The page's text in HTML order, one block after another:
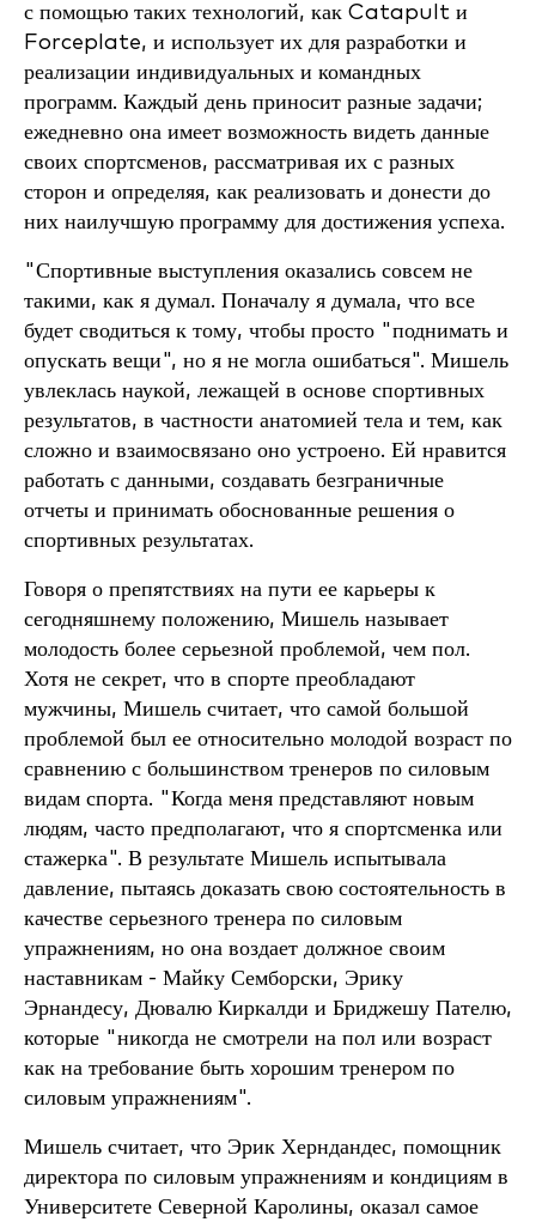
с помощью таких технологий, как Catapult и
Forceplate, и использует их для разработки и
реализации индивидуальных и командных
программ. Каждый день приносит разные задачи;
ежедневно она имеет возможность видеть данные
своих спортсменов, рассматривая их с разных
сторон и определяя, как реализовать и донести до
них наилучшую программу для достижения успеха.
"Спортивные выступления оказались совсем не
такими, как я думал. Поначалу я думала, что все
будет сводиться к тому, чтобы просто "поднимать и
опускать вещи", но я не могла ошибаться". Мишель
увлеклась наукой, лежащей в основе спортивных
результатов, в частности анатомией тела и тем, как
сложно и взаимосвязано оно устроено. Ей нравится
работать с данными, создавать безграничные
отчеты и принимать обоснованные решения о
спортивных результатах.
Говоря о препятствиях на пути ее карьеры к
сегодняшнему положению, Мишель называет
молодость более серьезной проблемой, чем пол.
Хотя не секрет, что в спорте преобладают
мужчины, Мишель считает, что самой большой
проблемой был ее относительно молодой возраст по
сравнению с большинством тренеров по силовым
видам спорта. "Когда меня представляют новым
людям, часто предполагают, что я спортсменка или
стажерка". В результате Мишель испытывала
давление, пытаясь доказать свою состоятельность в
качестве серьезного тренера по силовым
упражнениям, но она воздает должное своим
наставникам - Майку Семборски, Эрику
Эрнандесу, Дювалю Киркалди и Бриджешу Пателю,
которые "никогда не смотрели на пол или возраст
как на требование быть хорошим тренером по
силовым упражнениям".
Мишель считает, что Эрик Херндандес, помощник
директора по силовым упражнениям и кондициям в
Университете Северной Каролины, оказал самое